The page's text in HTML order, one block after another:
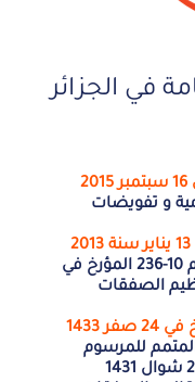
في الجزائر
و تفويضات
يعدل و يتمم المرسوم الرئاسي رقم 10-236 المؤرخ في
تنظيم الصفقات
المرسوم الرئاسي رقم 12-23 المؤرخ في 24 صفر 1433
للمرسوم
الرئاسي رقم 10 – 236 المؤرخ في 28 شوال 1431